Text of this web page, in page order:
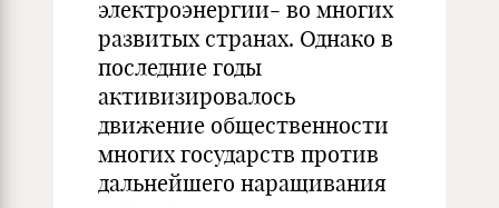
электроэнергии- во многих
развитых странах. Однако в
последние годы
активизировалось
движение общественности
многих государств против
дальнейшего наращивания